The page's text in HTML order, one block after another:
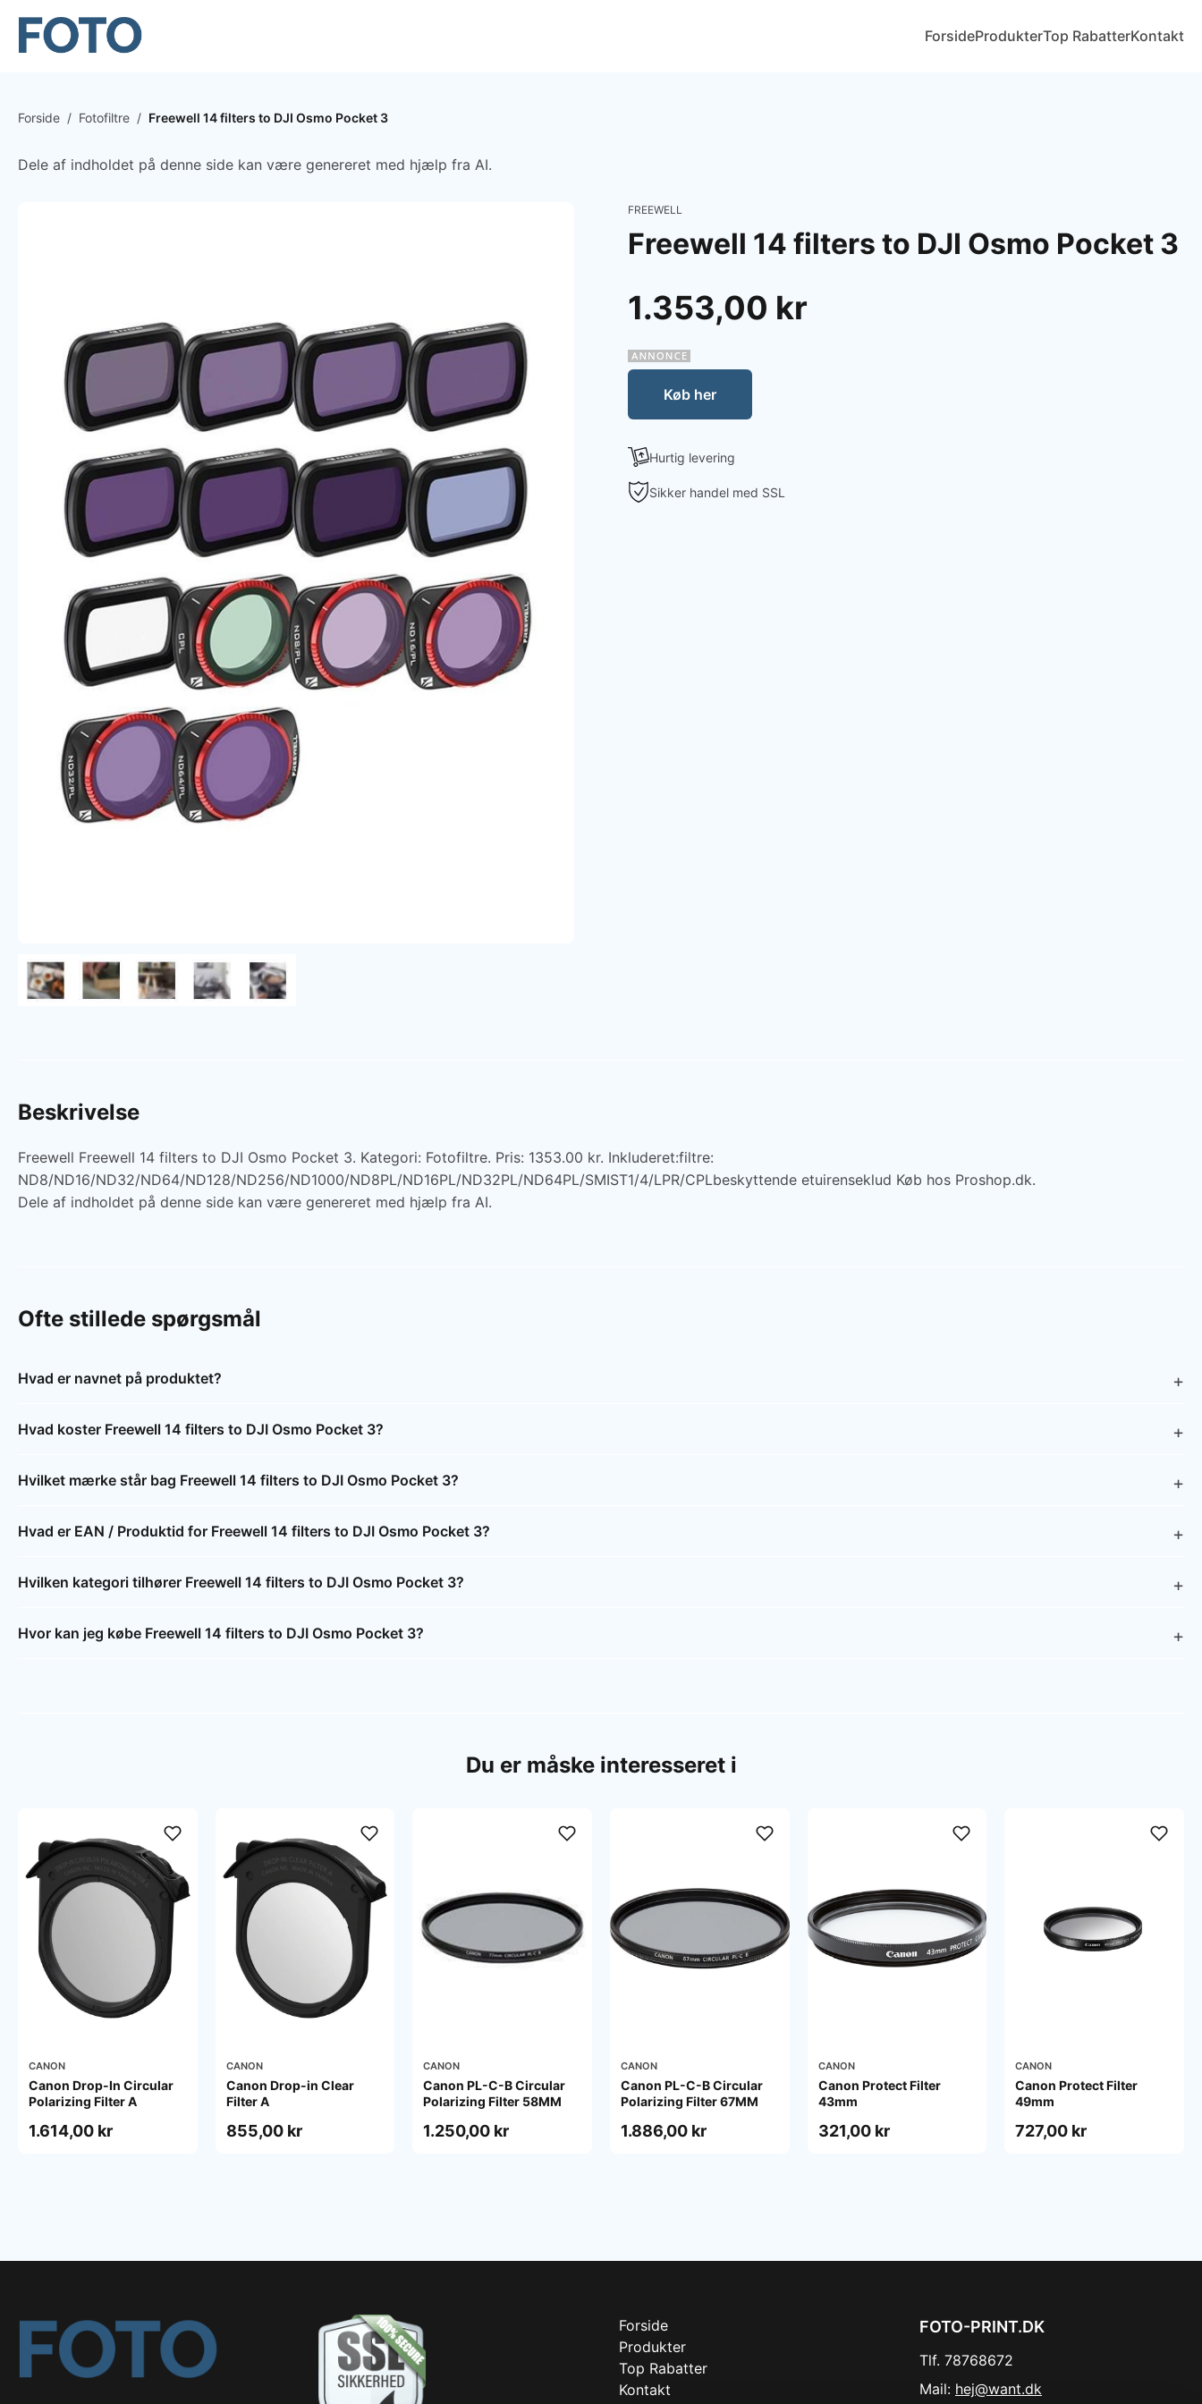
ForsideProdukterTop RabatterKontakt
Forside / Fotofiltre / Freewell 14 filters to DJI Osmo Pocket 3
Dele af indholdet på denne side kan være genereret med hjælp fra AI.
FREEWELL
Freewell 14 filters to DJI Osmo Pocket 3
1.353,00 kr
Køb her
Hurtig levering
Sikker handel med SSL
Beskrivelse
Freewell Freewell 14 filters to DJI Osmo Pocket 3. Kategori: Fotofiltre. Pris: 1353.00 kr. Inkluderet:filtre:
ND8/ND16/ND32/ND64/ND128/ND256/ND1000/ND8PL/ND16PL/ND32PL/ND64PL/SMIST1/4/LPR/CPLbeskyttende etuirenseklud Køb hos Proshop.dk.
Dele af indholdet på denne side kan være genereret med hjælp fra AI.
Ofte stillede spørgsmål
Hvad er navnet på produktet?
Hvad koster Freewell 14 filters to DJI Osmo Pocket 3?
Hvilket mærke står bag Freewell 14 filters to DJI Osmo Pocket 3?
Hvad er EAN / Produktid for Freewell 14 filters to DJI Osmo Pocket 3?
Hvilken kategori tilhører Freewell 14 filters to DJI Osmo Pocket 3?
Hvor kan jeg købe Freewell 14 filters to DJI Osmo Pocket 3?
Du er måske interesseret i
CANON
Canon Drop-In Circular
Polarizing Filter A
1.614,00 kr
CANON
Canon Drop-in Clear
Filter A
855,00 kr
CANON
Canon PL-C-B Circular
Polarizing Filter 58MM
1.250,00 kr
CANON
Canon PL-C-B Circular
Polarizing Filter 67MM
1.886,00 kr
CANON
Canon Protect Filter
43mm
321,00 kr
CANON
Canon Protect Filter
49mm
727,00 kr
Forside
Produkter
Top Rabatter
Kontakt
FOTO-PRINT.DK
Tlf. 78768672
Mail: hej@want.dk